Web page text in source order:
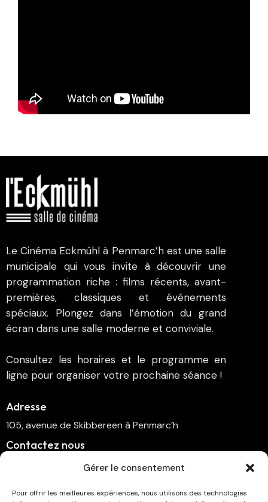
Gérer le consentement
Pour offrir les meilleures expériences, nous utilisons des technologies
Le Cinéma Eckmühl à Penmarc’h est une salle
municipale qui vous invite à découvrir une
programmation riche : films récents, avant-
premières, classiques et événements
spéciaux. Plongez dans l’émotion du grand
écran dans une salle moderne et conviviale.
Consultez les horaires et le programme en
ligne pour organiser votre prochaine séance !
Adresse
105, avenue de Skibbereen à Penmarc’h
Contactez nous
cinema.penmarch@orange.fr